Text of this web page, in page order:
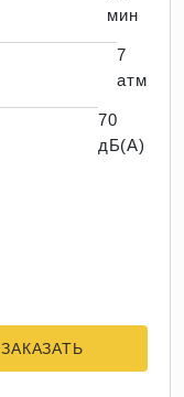
мин
7
атм
70
дБ(А)
ЗАКАЗАТЬ